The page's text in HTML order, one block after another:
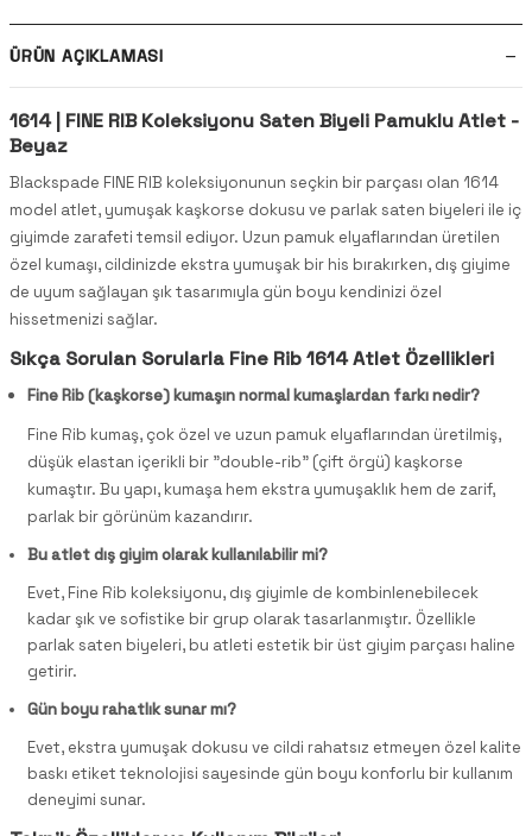
ÜRÜN AÇIKLAMASI
1614 | FINE RIB Koleksiyonu Saten Biyeli Pamuklu Atlet -
Beyaz
Blackspade FINE RIB koleksiyonunun seçkin bir parçası olan 1614
model atlet, yumuşak kaşkorse dokusu ve parlak saten biyeleri ile iç
giyimde zarafeti temsil ediyor. Uzun pamuk elyaflarından üretilen
özel kumaşı, cildinizde ekstra yumuşak bir his bırakırken, dış giyime
de uyum sağlayan şık tasarımıyla gün boyu kendinizi özel
hissetmenizi sağlar.
Sıkça Sorulan Sorularla Fine Rib 1614 Atlet Özellikleri
Fine Rib (kaşkorse) kumaşın normal kumaşlardan farkı nedir?
Fine Rib kumaş, çok özel ve uzun pamuk elyaflarından üretilmiş,
düşük elastan içerikli bir "double-rib" (çift örgü) kaşkorse
kumaştır. Bu yapı, kumaşa hem ekstra yumuşaklık hem de zarif,
parlak bir görünüm kazandırır.
Bu atlet dış giyim olarak kullanılabilir mi?
Evet, Fine Rib koleksiyonu, dış giyimle de kombinlenebilecek
kadar şık ve sofistike bir grup olarak tasarlanmıştır. Özellikle
parlak saten biyeleri, bu atleti estetik bir üst giyim parçası haline
getirir.
Gün boyu rahatlık sunar mı?
Evet, ekstra yumuşak dokusu ve cildi rahatsız etmeyen özel kalite
baskı etiket teknolojisi sayesinde gün boyu konforlu bir kullanım
deneyimi sunar.